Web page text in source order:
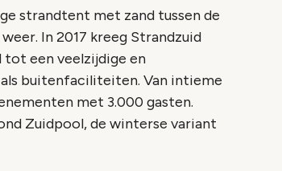
strandtent met zand tussen de
In 2017 kreeg Strandzuid
tot een veelzijdige en
buitenfaciliteiten. Van intieme
met 3.000 gasten.
Zuidpool, de winterse variant